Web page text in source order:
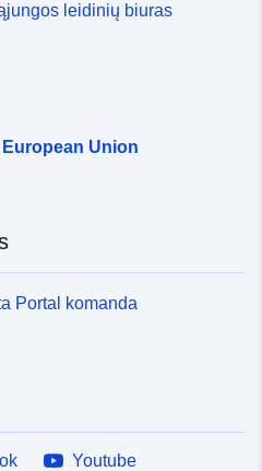
leidinių biuras
Union
Portal komanda
Youtube